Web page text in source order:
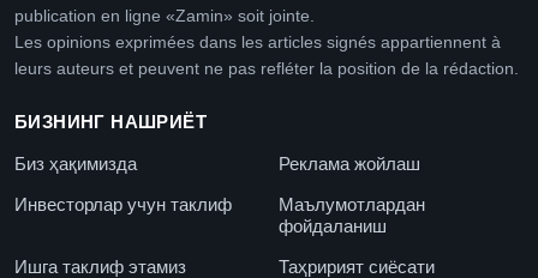
publication en ligne «Zamin» soit jointe.
Les opinions exprimées dans les articles signés appartiennent à
leurs auteurs et peuvent ne pas refléter la position de la rédaction.
БИЗНИНГ НАШРИЁТ
Биз ҳақимизда
Реклама жойлаш
Инвесторлар учун таклиф
Маълумотлардан
фойдаланиш
Ишга таклиф этамиз
Таҳририят сиёсати